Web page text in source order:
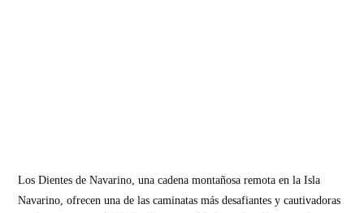
Los Dientes de Navarino, una cadena montañosa remota en la Isla
Navarino, ofrecen una de las caminatas más desafiantes y cautivadoras